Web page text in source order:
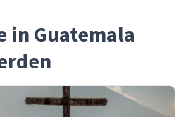
in Guatemala